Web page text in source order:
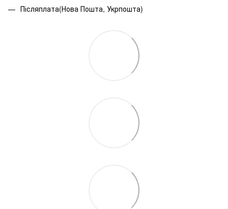
Післяплата(Нова Пошта, Укрпошта)